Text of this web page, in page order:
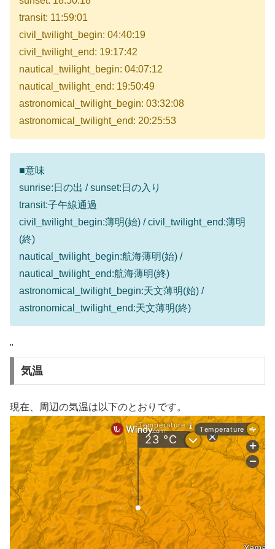
transit: 11:59:01
civil_twilight_begin: 04:40:19
civil_twilight_end: 19:17:42
nautical_twilight_begin: 04:07:12
nautical_twilight_end: 19:50:49
astronomical_twilight_begin: 03:32:08
astronomical_twilight_end: 20:25:53
■意味
sunrise:日の出 / sunset:日の入り
transit:子午線通過
civil_twilight_begin:薄明(始) / civil_twilight_end:薄明
(終)
nautical_twilight_begin:航海薄明(始) /
nautical_twilight_end:航海薄明(終)
astronomical_twilight_begin:天文薄明(始) /
astronomical_twilight_end:天文薄明(終)
"
気温
現在、周辺の気温は以下のとおりです。